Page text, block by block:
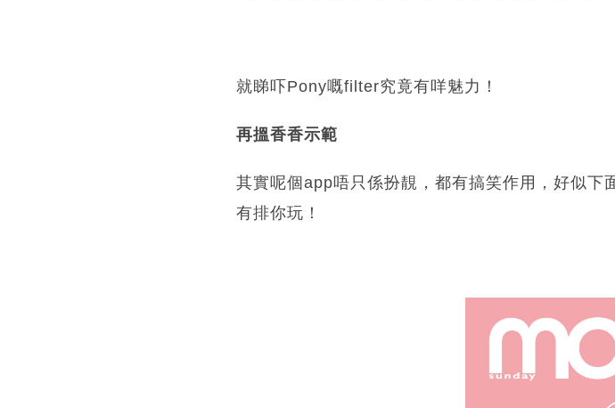
就睇吓Pony嘅filter究竟有咩魅力！
再搵香香示範
其實呢個app唔只係扮靚，都有搞笑作用，好似下
有排你玩！